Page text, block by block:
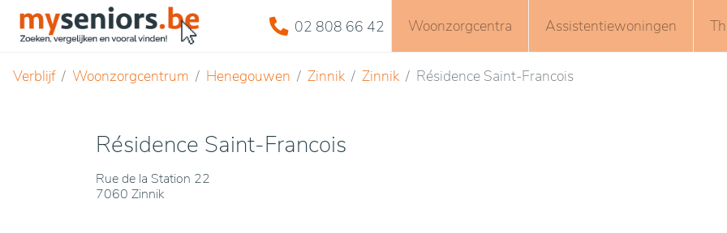
02 808 66 42 Woonzorgcentra Assistentiewoningen
Verblijf Woonzorgcentrum Henegouwen Zinnik Zinnik Résidence Saint-Francois
Résidence Saint-Francois
Rue de la Station 22
7060 Zinnik